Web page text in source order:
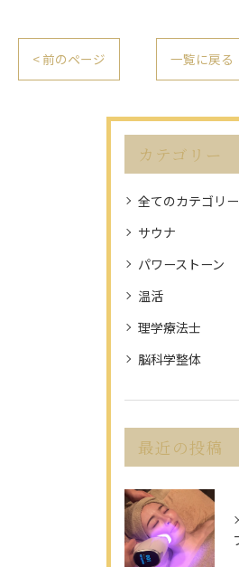
< 前のページ 一覧に戻る
カテゴリー
全てのカテゴリー
サウナ
パワーストーン
温活
理学療法士
脳科学整体
最近の投稿